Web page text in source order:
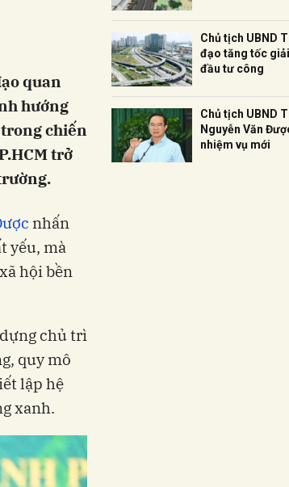
quan
hướng
chiến
trở
nhấn
yếu, mà
hội bền
dựng chủ trì
quy mô
lập hệ
xanh.
Chủ tịch UBND
đạo tăng tốc
đầu tư công
Chủ tịch UBND
Nguyễn Văn
nhiệm vụ mới
Gửi